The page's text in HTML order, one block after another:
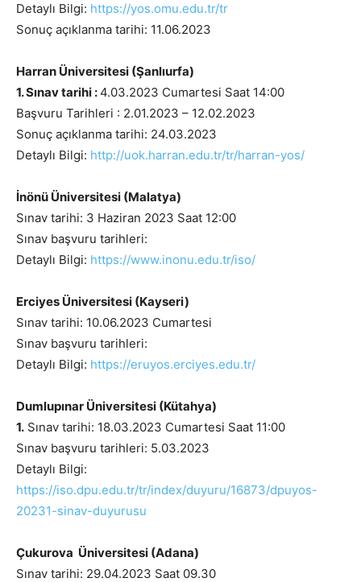
Detaylı Bilgi: https://yos.omu.edu.tr/tr
Sonuç açıklanma tarihi: 11.06.2023
Harran Üniversitesi (Şanlıurfa)
1. Sınav tarihi :4.03.2023 Cumartesi Saat 14:00
Başvuru Tarihleri : 2.01.2023 – 12.02.2023
Sonuç açıklanma tarihi: 24.03.2023
Detaylı Bilgi: http://uok.harran.edu.tr/tr/harran-yos/
İnönü Üniversitesi (Malatya)
Sınav tarihi: 3 Haziran 2023 Saat 12:00
Sınav başvuru tarihleri:
Detaylı Bilgi: https://www.inonu.edu.tr/iso/
Erciyes Üniversitesi (Kayseri)
Sınav tarihi: 10.06.2023 Cumartesi
Sınav başvuru tarihleri:
Detaylı Bilgi: https://eruyos.erciyes.edu.tr/
Dumlupınar Üniversitesi (Kütahya)
1. Sınav tarihi: 18.03.2023 Cumartesi Saat 11:00
Sınav başvuru tarihleri: 5.03.2023
Detaylı Bilgi:
https://iso.dpu.edu.tr/tr/index/duyuru/16873/dpuyos-
20231-sinav-duyurusu
Çukurova Üniversitesi (Adana)
Sınav tarihi: 29.04.2023 Saat 09.30